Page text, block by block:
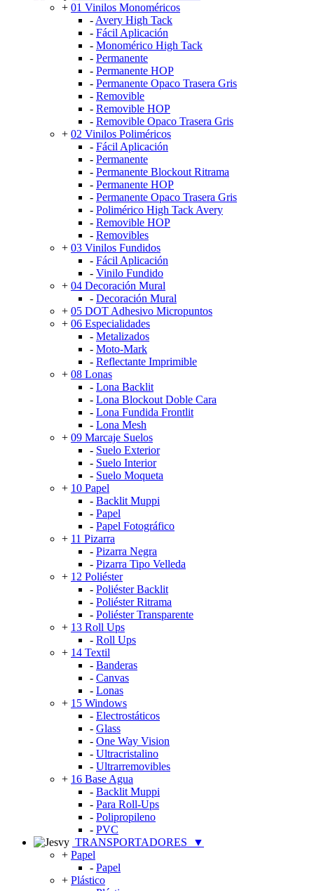
+ 01 Vinilos Monoméricos
- Avery High Tack
- Fácil Aplicación
- Monomérico High Tack
- Permanente
- Permanente HOP
- Permanente Opaco Trasera Gris
- Removible
- Removible HOP
- Removible Opaco Trasera Gris
+ 02 Vinilos Poliméricos
- Fácil Aplicación
- Permanente
- Permanente Blockout Ritrama
- Permanente HOP
- Permanente Opaco Trasera Gris
- Polimérico High Tack Avery
- Removible HOP
- Removibles
+ 03 Vinilos Fundidos
- Fácil Aplicación
- Vinilo Fundido
+ 04 Decoración Mural
- Decoración Mural
+ 05 DOT Adhesivo Micropuntos
+ 06 Especialidades
- Metalizados
- Moto-Mark
- Reflectante Imprimible
+ 08 Lonas
- Lona Backlit
- Lona Blockout Doble Cara
- Lona Fundida Frontlit
- Lona Mesh
+ 09 Marcaje Suelos
- Suelo Exterior
- Suelo Interior
- Suelo Moqueta
+ 10 Papel
- Backlit Muppi
- Papel
- Papel Fotográfico
+ 11 Pizarra
- Pizarra Negra
- Pizarra Tipo Velleda
+ 12 Poliéster
- Poliéster Backlit
- Poliéster Ritrama
- Poliéster Transparente
+ 13 Roll Ups
- Roll Ups
+ 14 Textil
- Banderas
- Canvas
- Lonas
+ 15 Windows
- Electrostáticos
- Glass
- One Way Vision
- Ultracristalino
- Ultrarremovibles
+ 16 Base Agua
- Backlit Muppi
- Para Roll-Ups
- Polipropileno
- PVC
TRANSPORTADORES
▼
+ Papel
- Papel
+ Plástico